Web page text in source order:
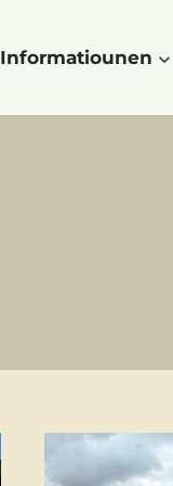
Informatiounen